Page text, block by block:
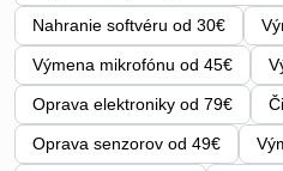
Nahranie softvéru od 30€
Výmena mikrofónu od 45€
Oprava elektroniky od 79€
Oprava senzorov od 49€